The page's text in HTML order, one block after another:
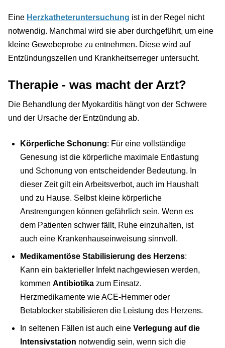
Eine Herzkatheteruntersuchung ist in der Regel nicht
notwendig. Manchmal wird sie aber durchgeführt, um eine
kleine Gewebeprobe zu entnehmen. Diese wird auf
Entzündungszellen und Krankheitserreger untersucht.
Therapie - was macht der Arzt?
Die Behandlung der Myokarditis hängt von der Schwere
und der Ursache der Entzündung ab.
Körperliche Schonung: Für eine vollständige
Genesung ist die körperliche maximale Entlastung
und Schonung von entscheidender Bedeutung. In
dieser Zeit gilt ein Arbeitsverbot, auch im Haushalt
und zu Hause. Selbst kleine körperliche
Anstrengungen können gefährlich sein. Wenn es
dem Patienten schwer fällt, Ruhe einzuhalten, ist
auch eine Krankenhauseinweisung sinnvoll.
Medikamentöse Stabilisierung des Herzens:
Kann ein bakterieller Infekt nachgewiesen werden,
kommen Antibiotika zum Einsatz.
Herzmedikamente wie ACE-Hemmer oder
Betablocker stabilisieren die Leistung des Herzens.
In seltenen Fällen ist auch eine Verlegung auf die
Intensivstation notwendig sein, wenn sich die